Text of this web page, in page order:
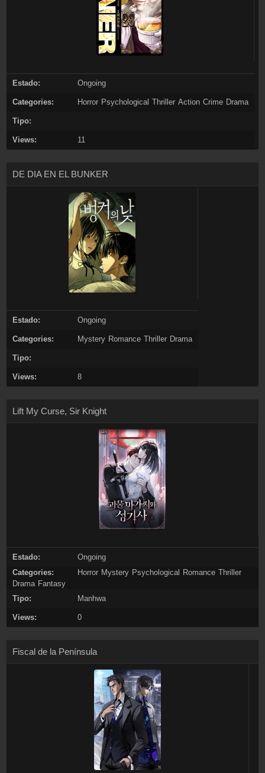
Estado: Ongoing
Categories: Horror Psychological Thriller Action Crime Drama
Tipo:
Views: 11
DE DIA EN EL BUNKER
Estado: Ongoing
Categories: Mystery Romance Thriller Drama
Tipo:
Views: 8
Lift My Curse, Sir Knight
Estado:
Ongoing
Categories:
Horror Mystery Psychological Romance Thriller
Drama Fantasy
Tipo:
Manhwa
Views: 0
Fiscal de la Península